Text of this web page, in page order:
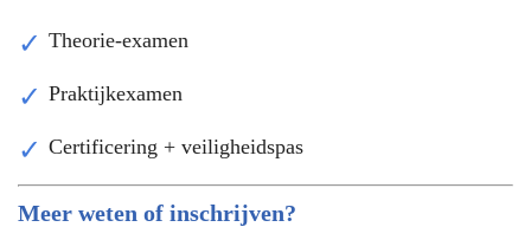
Theorie-examen
Praktijkexamen
Certificering + veiligheidspas
Meer weten of inschrijven?